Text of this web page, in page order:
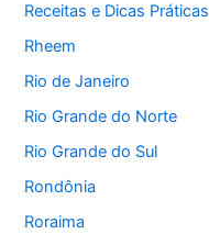
Receitas e Dicas Práticas
Rheem
Rio de Janeiro
Rio Grande do Norte
Rio Grande do Sul
Rondônia
Roraima